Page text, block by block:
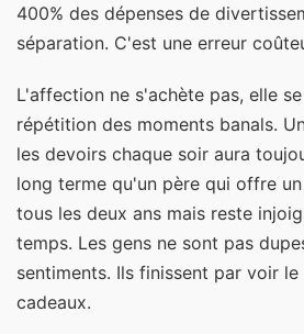
400% des dépenses de
séparation. C'est une erreur
L'affection ne s'achète pas, elle
répétition des moments banals.
les devoirs chaque soir aura
long terme qu'un père qui offre
tous les deux ans mais reste
temps. Les gens ne sont pas
sentiments. Ils finissent par voir
cadeaux.